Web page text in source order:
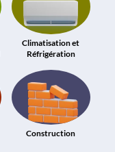
Climatisation et
Réfrigération
Construction